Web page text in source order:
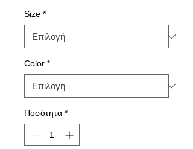
Size *
Color *
Ποσότητα *